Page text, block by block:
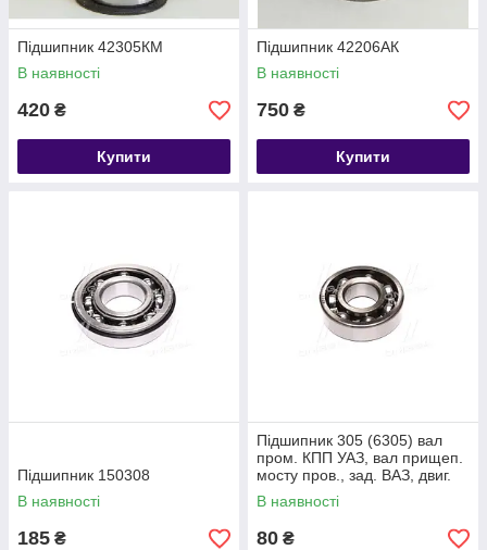
Підшипник 42305КМ
В наявності
420 ₴
Купити
Підшипник 42206АК
В наявності
750 ₴
Купити
Підшипник 150308
В наявності
185 ₴
Підшипник 305 (6305) вал
пром. КПП УАЗ, вал прищеп.
мосту пров., зад. ВАЗ, двиг.
КамАЗ
В наявності
80 ₴